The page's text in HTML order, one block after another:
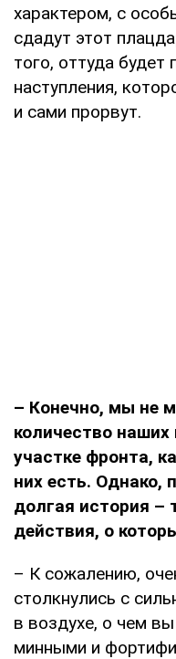
характером, с
сдадут этот
того, оттуда
наступления,
и сами прорвут.
– Конечно, мы не
количество
участке фронта,
них есть. Однако,
долгая история –
действия, о
– К сожалению,
столкнулись с
в воздухе, о чем
минными и